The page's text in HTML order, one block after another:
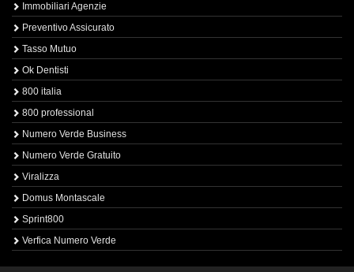
Immobiliari Agenzie
Preventivo Assicurato
Tasso Mutuo
Ok Dentisti
800 italia
800 professional
Numero Verde Business
Numero Verde Gratuito
Viralizza
Domus Montascale
Sprint800
Verfica Numero Verde